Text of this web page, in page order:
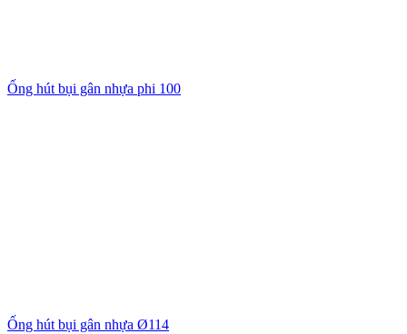
Ống hút bụi gân nhựa phi 100
Ống hút bụi gân nhựa Ø114